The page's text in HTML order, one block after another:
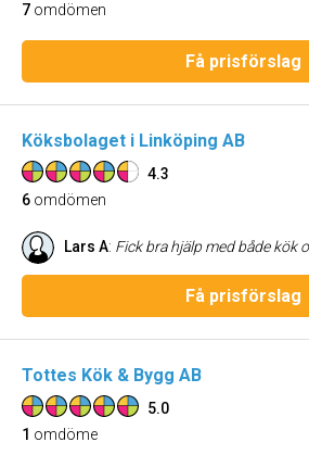
7 omdömen
Få prisförslag
Köksbolaget i Linköping AB
4.3
6 omdömen
Lars A: Fick bra hjälp med både kök och montering. Bra att
Få prisförslag
Tottes Kök & Bygg AB
5.0
1 omdöme